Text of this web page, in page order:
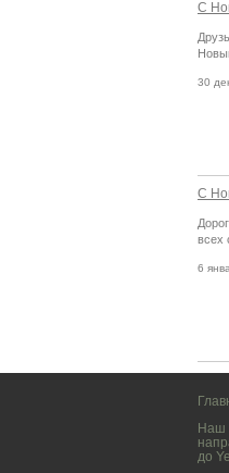
С
30
С
всех
6
Наш
до